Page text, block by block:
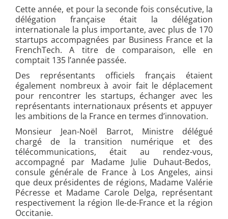
Cette année, et pour la seconde fois consécutive, la
délégation française était la délégation
internationale la plus importante, avec plus de 170
startups accompagnées par Business France et la
FrenchTech. A titre de comparaison, elle en
comptait 135 l’année passée.
Des représentants officiels français étaient
également nombreux à avoir fait le déplacement
pour rencontrer les startups, échanger avec les
représentants internationaux présents et appuyer
les ambitions de la France en termes d’innovation.
Monsieur Jean-Noël Barrot, Ministre délégué
chargé de la transition numérique et des
télécommunications, était au rendez-vous,
accompagné par Madame Julie Duhaut-Bedos,
consule générale de France à Los Angeles, ainsi
que deux présidentes de régions, Madame Valérie
Pécresse et Madame Carole Delga, représentant
respectivement la région Ile-de-France et la région
Occitanie.